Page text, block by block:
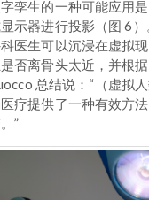
孪生的一种可能应用
示器进行投影（图 6
医生可以沉浸在虚拟
否离骨头太近，并根
总结说：“（虚拟
疗提供了一种有效方
”